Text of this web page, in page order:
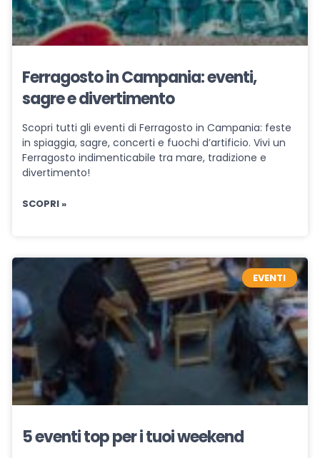
Ferragosto in Campania: eventi,
sagre e divertimento
Scopri tutti gli eventi di Ferragosto in Campania: feste
in spiaggia, sagre, concerti e fuochi d’artificio. Vivi un
Ferragosto indimenticabile tra mare, tradizione e
divertimento!
SCOPRI »
EVENTI
5 eventi top per i tuoi weekend